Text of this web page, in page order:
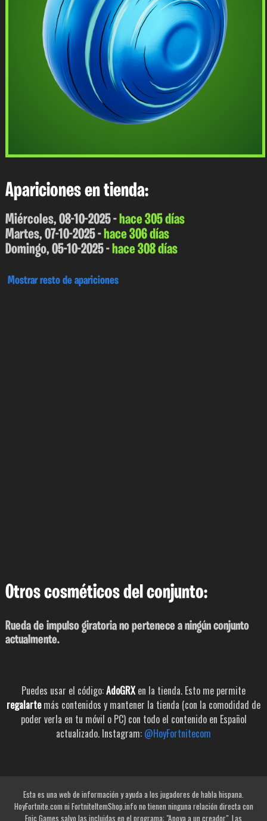
Apariciones en tienda:
Miércoles, 08-10-2025 -hace 305 días
Martes, 07-10-2025 -hace 306 días
Domingo, 05-10-2025 -hace 308 días
Mostrar resto de apariciones
Otros cosméticos del conjunto:
Rueda de impulso giratoria no pertenece a ningún conjunto
actualmente.
Puedes usar el código:AdoGRXen la tienda. Esto me permite
regalartemás contenidos y mantener la tienda (con la comodidad de
poder verla en tu móvil o PC) con todo el contenido en Español
actualizado. Instagram: @HoyFortnitecom
Esta es una web de información y ayuda a los jugadores de habla hispana.
HoyFortnite.com ni FortniteItemShop.info no tienen ninguna relación directa con
Epic Games salvo las incluidas en el programa: "Apoya a un creador". Las